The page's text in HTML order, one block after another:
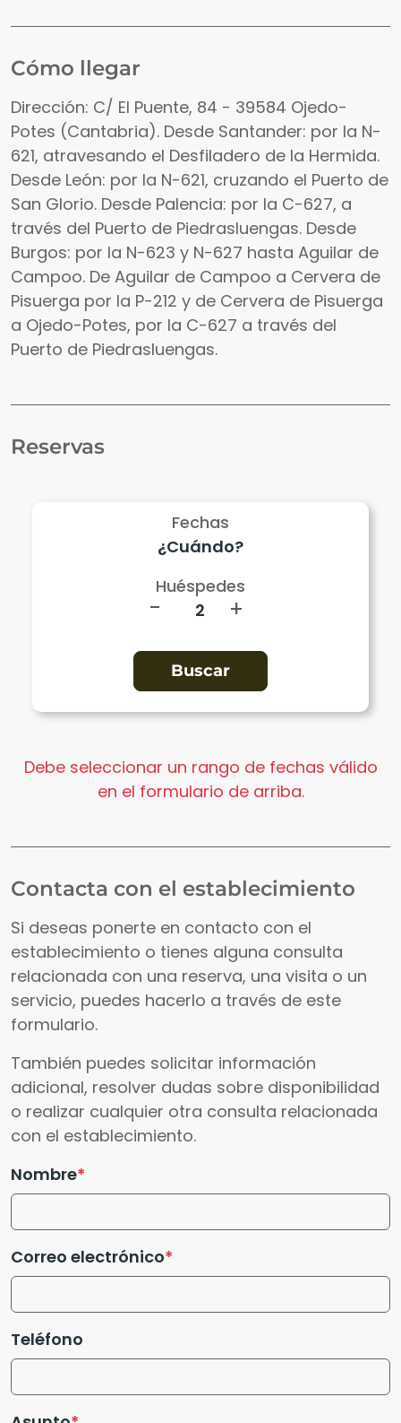
Cómo llegar
Dirección: C/ El Puente, 84 - 39584 Ojedo-
Potes (Cantabria). Desde Santander: por la N-
621, atravesando el Desfiladero de la Hermida.
Desde León: por la N-621, cruzando el Puerto de
San Glorio. Desde Palencia: por la C-627, a
través del Puerto de Piedrasluengas. Desde
Burgos: por la N-623 y N-627 hasta Aguilar de
Campoo. De Aguilar de Campoo a Cervera de
Pisuerga por la P-212 y de Cervera de Pisuerga
a Ojedo-Potes, por la C-627 a través del
Puerto de Piedrasluengas.
Reservas
Fechas
Huéspedes
- +
Debe seleccionar un rango de fechas válido
en el formulario de arriba.
Contacta con el establecimiento
Si deseas ponerte en contacto con el
establecimiento o tienes alguna consulta
relacionada con una reserva, una visita o un
servicio, puedes hacerlo a través de este
formulario.
También puedes solicitar información
adicional, resolver dudas sobre disponibilidad
o realizar cualquier otra consulta relacionada
con el establecimiento.
Nombre
Correo electrónico
Teléfono